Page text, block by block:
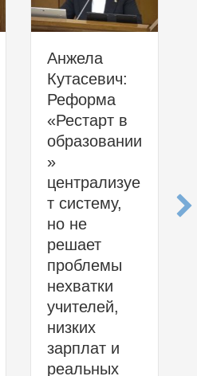
Анжела
Кутасевич:
Реформа
«Рестарт в
образовании
»
централизуе
т систему,
но не
решает
проблемы
нехватки
учителей,
низких
зарплат и
реальных